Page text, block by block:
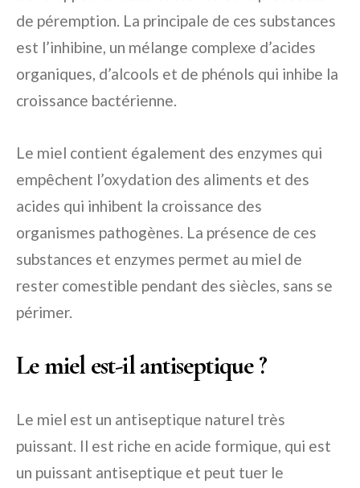
de péremption. La principale de ces substances
est l’inhibine, un mélange complexe d’acides
organiques, d’alcools et de phénols qui inhibe la
croissance bactérienne.
Le miel contient également des enzymes qui
empêchent l’oxydation des aliments et des
acides qui inhibent la croissance des
organismes pathogènes. La présence de ces
substances et enzymes permet au miel de
rester comestible pendant des siècles, sans se
périmer.
Le miel est-il antiseptique ?
Le miel est un antiseptique naturel très
puissant. Il est riche en acide formique, qui est
un puissant antiseptique et peut tuer le